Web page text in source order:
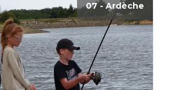
07 - Ardèche